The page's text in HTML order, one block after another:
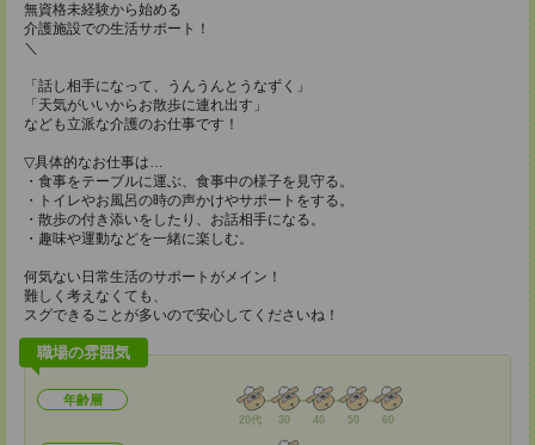
無資格未経験から始める
介護施設での生活サポート！
＼
「話し相手になって、うんうんとうなずく」
「天気がいいからお散歩に連れ出す」
なども立派な介護のお仕事です！
▽具体的なお仕事は…
・食事をテーブルに運ぶ、食事中の様子を見守る。
・トイレやお風呂の時の声かけやサポートをする。
・散歩の付き添いをしたり、お話相手になる。
・趣味や運動などを一緒に楽しむ。
何気ない日常生活のサポートがメイン！
難しく考えなくても、
スグできることが多いので安心してくださいね！
職場の雰囲気
年齢層
20代 30 40 50 60